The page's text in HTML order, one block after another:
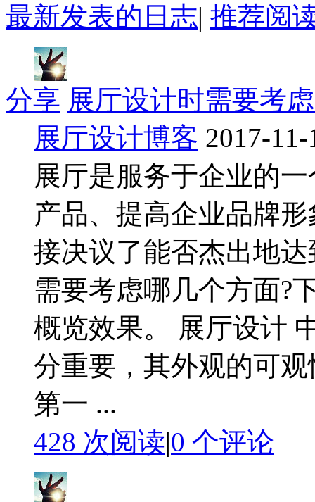
最新发表的日志| 推荐阅
分享 展厅设计时需要考
展厅设计博客 2017-
展厅是服务于企业的
产品、提高企业品牌
接决议了能否杰出地
需要考虑哪几个方面?
概览效果。 展厅设计
分重要，其外观的可
第一 ...
428 次阅读|0 个评论